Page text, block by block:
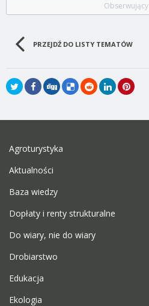
Obserwujący
PRZEJDŹ DO LISTY TEMATÓW
Agroturystyka
Aktualności
Baza wiedzy
Dopłaty i renty strukturalne
Do wiary, nie do wiary
Drobiarstwo
Edukacja
Ekologia